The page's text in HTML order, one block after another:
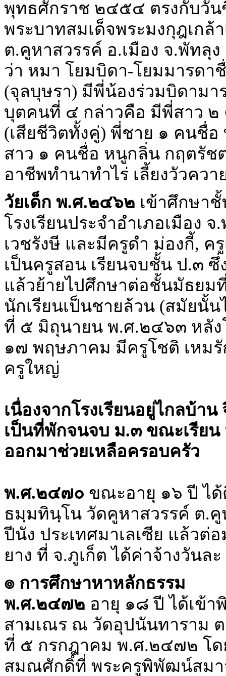
พุทธศักราช ๒๔๕๔ ตรงกับวั
พระบาทสมเด็จพระมงกุฎเกล้
ต.คูหาสวรรค์ อ.เมือง จ.พัทลุ
ว่า หมา โยมบิดา-โยมมารดา
(จุลบุษรา) มีพี่น้องร่วมบิดาม
บุตคนที่ ๔ กล่าวคือ มีพี่สาว ๒
(เสียชีวิตทั้งคู่) พี่ชาย ๑ คนชื่อ
สาว ๑ คนชื่อ หนูกลิ่น กฤตรัช
อาชีพทำนาทำไร่ เลี้ยงวัวคว
วัยเด็ก พ.ศ.๒๔๖๒ เข้าศึกษา
โรงเรียนประจำอำเภอเมือง
เวชรังษี และมีครูดำ ม่องกี้,
เป็นครูสอน เรียนจบชั้น ป.๓
แล้วย้ายไปศึกษาต่อชั้นมัธยม
นักเรียนเป็นชายล้วน (สมัยนั้
ที่ ๕ มิถุนายน พ.ศ.๒๔๖๓ หลัง
๑๗ พฤษภาคม มีครูโชติ เหม
ครูใหญ่
เนื่องจากโรงเรียนอยู่ไกลบ้า
เป็นที่พักจนจบ ม.๓ ขณะเรียน
ออกมาช่วยเหลือครอบครัว
พ.ศ.๒๔๗๐ ขณะอายุ ๑๖ ปี ได้
ธมฺมทินฺโน วัดคูหาสวรรค์ ต.คู
ปีนัง ประเทศมาเลเซีย แล้วต่
ยาง ที่ จ.ภูเก็ต ได้ค่าจ้างวันล
๏ การศึกษาหาหลักธรรม
พ.ศ.๒๔๗๒ อายุ ๑๘ ปี ได้เข้า
สามเณร ณ วัดอุปนันทาราม ต.
ที่ ๕ กรกฎาคม พ.ศ.๒๔๗๒ โด
สมณศักดิ์ที่ พระครูพิพัฒน์สมา